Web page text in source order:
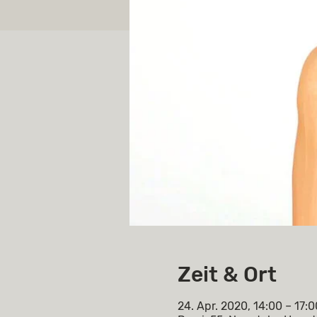
Zeit & Ort
24. Apr. 2020, 14:00 –